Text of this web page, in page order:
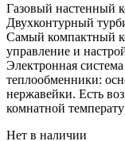
Газовый настенный
Двухконтурный
Самый компактный
управление и
Электронная
теплообменники:
нержавейки. Есть
комнатной
Нет в наличии